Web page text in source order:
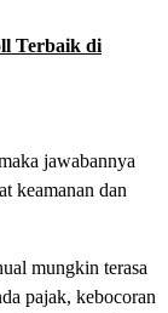
Terbaik di
jawabannya
keamanan dan
mungkin terasa
pajak, kebocoran